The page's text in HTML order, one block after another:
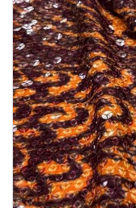
Тренчевые
Трикотаж
Хлопок
Шелк
Шитьё